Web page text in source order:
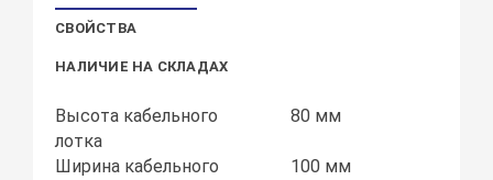
СВОЙСТВА
НАЛИЧИЕ НА СКЛАДАХ
Высота кабельного
лотка
80 мм
Ширина кабельного
100 мм